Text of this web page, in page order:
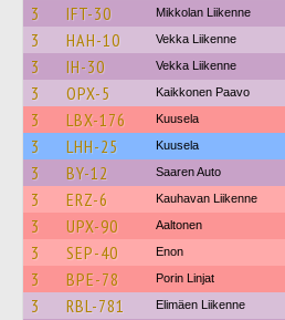
3 IFT-30 Mikkolan Liikenne
3 HAH-10 Vekka Liikenne
3 IH-30 Vekka Liikenne
3 OPX-5 Kaikkonen Paavo
3 LBX-176 Kuusela
3 LHH-25 Kuusela
3 BY-12 Saaren Auto
3 ERZ-6 Kauhavan Liikenne
3 UPX-90 Aaltonen
3 SEP-40 Enon
3 BPE-78 Porin Linjat
3 RBL-781 Elimäen Liikenne